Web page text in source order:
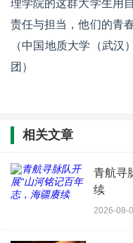
责任与担当，他们的青
（中国地质大学（武
团）
相关文章
青航寻
续
2026-08-